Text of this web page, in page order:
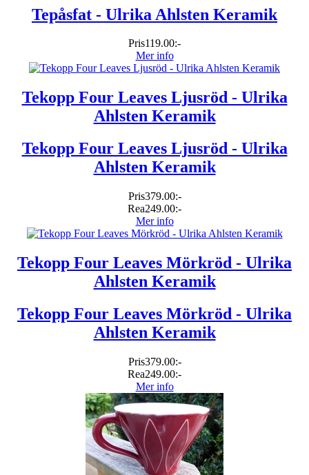
Tepåsfat - Ulrika Ahlsten Keramik
Pris119.00:-
Mer info
Tekopp Four Leaves Ljusröd - Ulrika
Ahlsten Keramik
Tekopp Four Leaves Ljusröd - Ulrika
Ahlsten Keramik
Pris379.00:-
Rea249.00:-
Mer info
Tekopp Four Leaves Mörkröd - Ulrika
Ahlsten Keramik
Tekopp Four Leaves Mörkröd - Ulrika
Ahlsten Keramik
Pris379.00:-
Rea249.00:-
Mer info